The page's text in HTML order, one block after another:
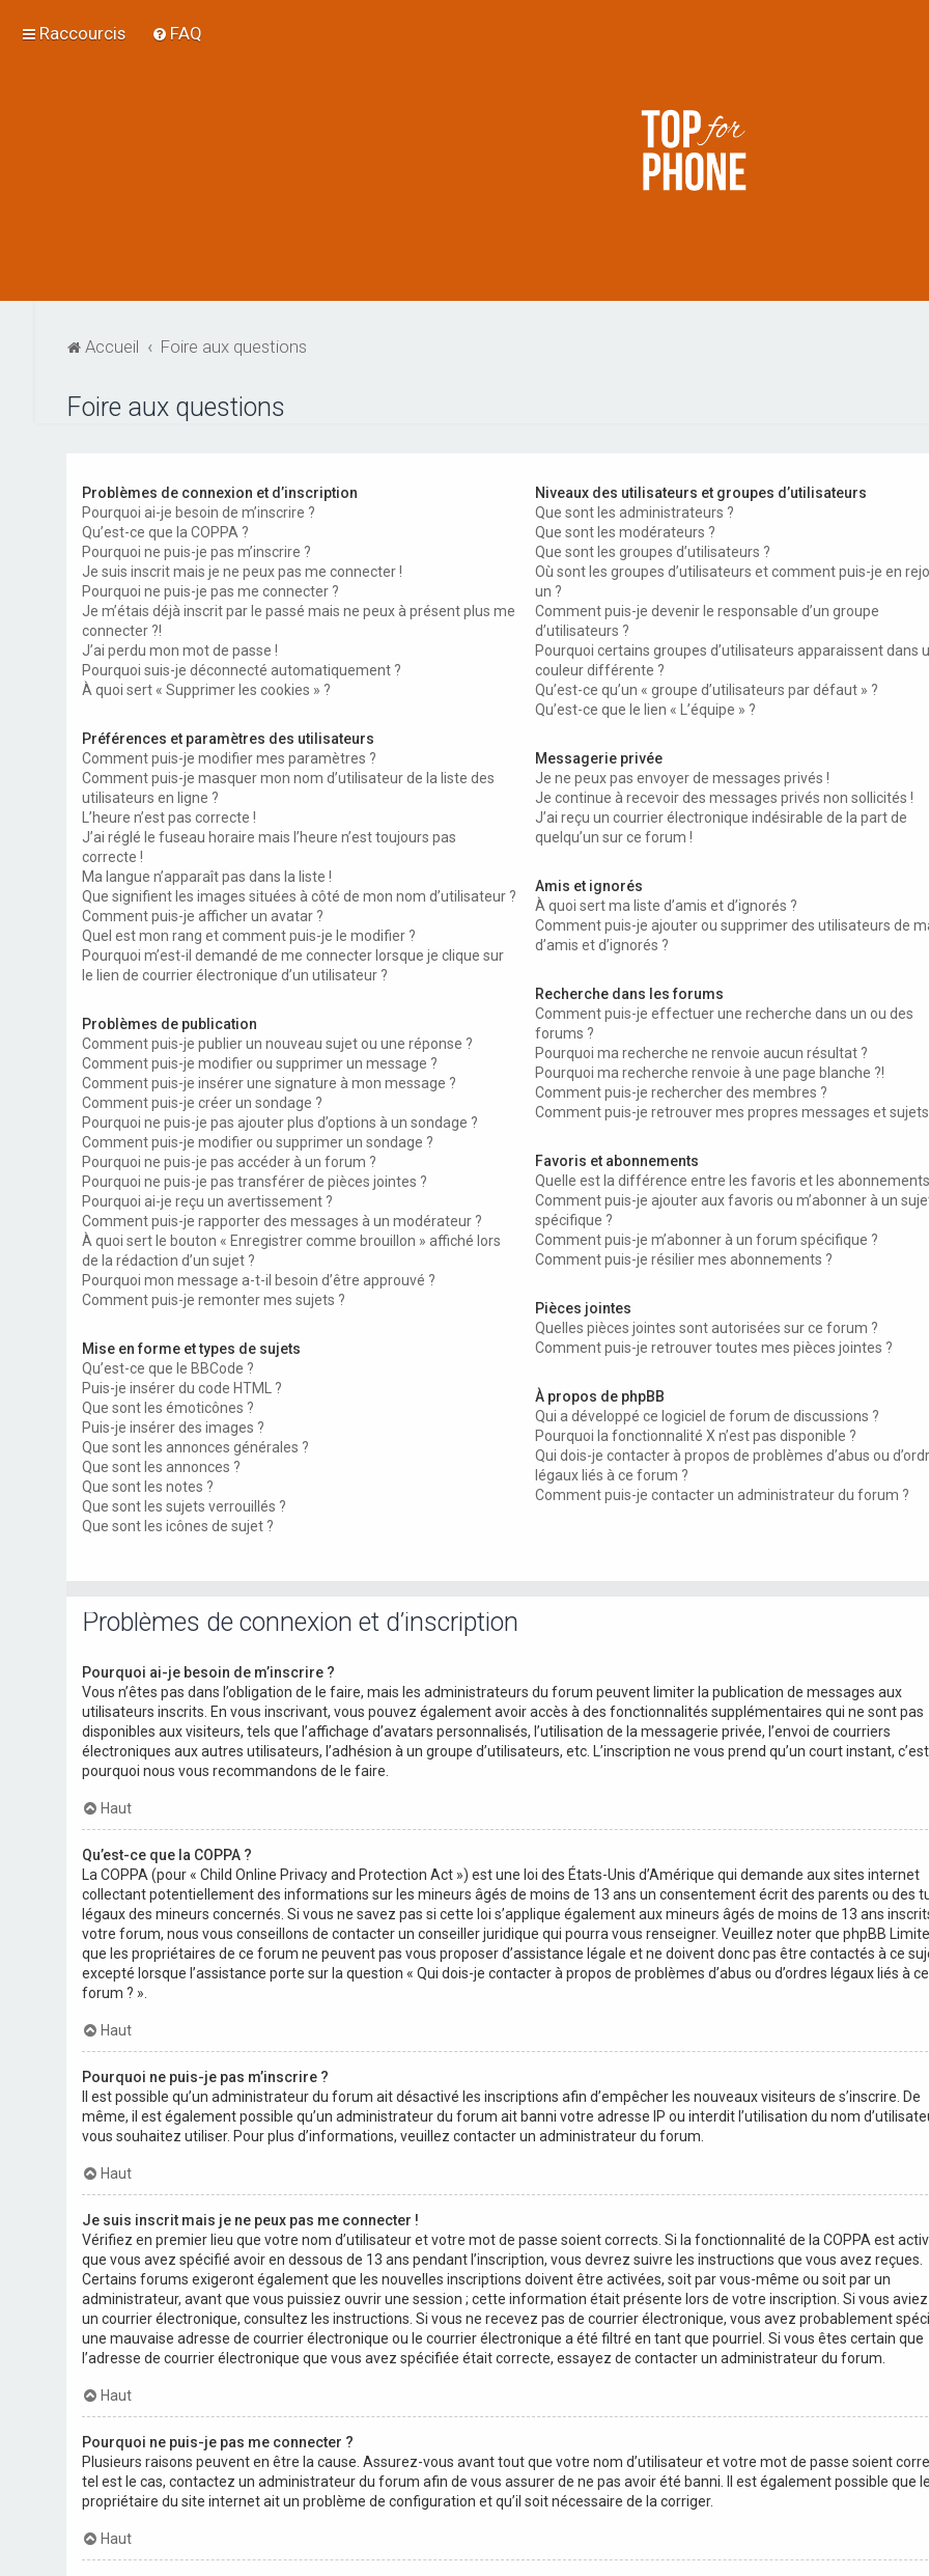
Raccourcis FAQ
Accueil Foire aux questions
Foire aux questions
Problèmes de connexion et d’inscription
Pourquoi ai-je besoin de m’inscrire ?
Qu’est-ce que la COPPA ?
Pourquoi ne puis-je pas m’inscrire ?
Je suis inscrit mais je ne peux pas me connecter !
Pourquoi ne puis-je pas me connecter ?
Je m’étais déjà inscrit par le passé mais ne peux à présent plus me
connecter ?!
J’ai perdu mon mot de passe !
Pourquoi suis-je déconnecté automatiquement ?
À quoi sert « Supprimer les cookies » ?
Préférences et paramètres des utilisateurs
Comment puis-je modifier mes paramètres ?
Comment puis-je masquer mon nom d’utilisateur de la liste des
utilisateurs en ligne ?
L’heure n’est pas correcte !
J’ai réglé le fuseau horaire mais l’heure n’est toujours pas
correcte !
Ma langue n’apparaît pas dans la liste !
Que signifient les images situées à côté de mon nom d’utilisateur ?
Comment puis-je afficher un avatar ?
Quel est mon rang et comment puis-je le modifier ?
Pourquoi m’est-il demandé de me connecter lorsque je clique sur
le lien de courrier électronique d’un utilisateur ?
Problèmes de publication
Comment puis-je publier un nouveau sujet ou une réponse ?
Comment puis-je modifier ou supprimer un message ?
Comment puis-je insérer une signature à mon message ?
Comment puis-je créer un sondage ?
Pourquoi ne puis-je pas ajouter plus d’options à un sondage ?
Comment puis-je modifier ou supprimer un sondage ?
Pourquoi ne puis-je pas accéder à un forum ?
Pourquoi ne puis-je pas transférer de pièces jointes ?
Pourquoi ai-je reçu un avertissement ?
Comment puis-je rapporter des messages à un modérateur ?
À quoi sert le bouton « Enregistrer comme brouillon » affiché lors
de la rédaction d’un sujet ?
Pourquoi mon message a-t-il besoin d’être approuvé ?
Comment puis-je remonter mes sujets ?
Mise en forme et types de sujets
Qu’est-ce que le BBCode ?
Puis-je insérer du code HTML ?
Que sont les émoticônes ?
Puis-je insérer des images ?
Que sont les annonces générales ?
Que sont les annonces ?
Que sont les notes ?
Que sont les sujets verrouillés ?
Que sont les icônes de sujet ?
Niveaux des utilisateurs et groupes d’utilisateurs
Que sont les administrateurs ?
Que sont les modérateurs ?
Que sont les groupes d’utilisateurs ?
Où sont les groupes d’utilisateurs et comment puis-je en
un ?
Comment puis-je devenir le responsable d’un groupe
d’utilisateurs ?
Pourquoi certains groupes d’utilisateurs apparaissent dans
couleur différente ?
Qu’est-ce qu’un « groupe d’utilisateurs par défaut » ?
Qu’est-ce que le lien « L’équipe » ?
Messagerie privée
Je ne peux pas envoyer de messages privés !
Je continue à recevoir des messages privés non sollicités !
J’ai reçu un courrier électronique indésirable de la part de
quelqu’un sur ce forum !
Amis et ignorés
À quoi sert ma liste d’amis et d’ignorés ?
Comment puis-je ajouter ou supprimer des utilisateurs de
d’amis et d’ignorés ?
Recherche dans les forums
Comment puis-je effectuer une recherche dans un ou des
forums ?
Pourquoi ma recherche ne renvoie aucun résultat ?
Pourquoi ma recherche renvoie à une page blanche ?!
Comment puis-je rechercher des membres ?
Comment puis-je retrouver mes propres messages et
Favoris et abonnements
Quelle est la différence entre les favoris et les
Comment puis-je ajouter aux favoris ou m’abonner à un
spécifique ?
Comment puis-je m’abonner à un forum spécifique ?
Comment puis-je résilier mes abonnements ?
Pièces jointes
Quelles pièces jointes sont autorisées sur ce forum ?
Comment puis-je retrouver toutes mes pièces jointes ?
À propos de phpBB
Qui a développé ce logiciel de forum de discussions ?
Pourquoi la fonctionnalité X n’est pas disponible ?
Qui dois-je contacter à propos de problèmes d’abus ou
légaux liés à ce forum ?
Comment puis-je contacter un administrateur du forum ?
Problèmes de connexion et d’inscription
Pourquoi ai-je besoin de m’inscrire ?
Vous n’êtes pas dans l’obligation de le faire, mais les administrateurs du forum peuvent limiter la publication de messages aux
utilisateurs inscrits. En vous inscrivant, vous pouvez également avoir accès à des fonctionnalités supplémentaires qui ne sont pas
disponibles aux visiteurs, tels que l’affichage d’avatars personnalisés, l’utilisation de la messagerie privée, l’envoi de courriers
électroniques aux autres utilisateurs, l’adhésion à un groupe d’utilisateurs, etc. L’inscription ne vous prend qu’un court instant, c’est
pourquoi nous vous recommandons de le faire.
Haut
Qu’est-ce que la COPPA ?
La COPPA (pour « Child Online Privacy and Protection Act ») est une loi des États-Unis d’Amérique qui demande aux sites internet
collectant potentiellement des informations sur les mineurs âgés de moins de 13 ans un consentement écrit des parents ou des
légaux des mineurs concernés. Si vous ne savez pas si cette loi s’applique également aux mineurs âgés de moins de 13 ans
votre forum, nous vous conseillons de contacter un conseiller juridique qui pourra vous renseigner. Veuillez noter que phpBB
que les propriétaires de ce forum ne peuvent pas vous proposer d’assistance légale et ne doivent donc pas être contactés à ce
excepté lorsque l’assistance porte sur la question « Qui dois-je contacter à propos de problèmes d’abus ou d’ordres légaux liés à ce
forum ? ».
Haut
Pourquoi ne puis-je pas m’inscrire ?
Il est possible qu’un administrateur du forum ait désactivé les inscriptions afin d’empêcher les nouveaux visiteurs de s’inscrire. De
même, il est également possible qu’un administrateur du forum ait banni votre adresse IP ou interdit l’utilisation du nom
vous souhaitez utiliser. Pour plus d’informations, veuillez contacter un administrateur du forum.
Haut
Je suis inscrit mais je ne peux pas me connecter !
Vérifiez en premier lieu que votre nom d’utilisateur et votre mot de passe soient corrects. Si la fonctionnalité de la COPPA est
que vous avez spécifié avoir en dessous de 13 ans pendant l’inscription, vous devrez suivre les instructions que vous avez reçues.
Certains forums exigeront également que les nouvelles inscriptions doivent être activées, soit par vous-même ou soit par un
administrateur, avant que vous puissiez ouvrir une session ; cette information était présente lors de votre inscription. Si vous
un courrier électronique, consultez les instructions. Si vous ne recevez pas de courrier électronique, vous avez probablement
une mauvaise adresse de courrier électronique ou le courrier électronique a été filtré en tant que pourriel. Si vous êtes certain que
l’adresse de courrier électronique que vous avez spécifiée était correcte, essayez de contacter un administrateur du forum.
Haut
Pourquoi ne puis-je pas me connecter ?
Plusieurs raisons peuvent en être la cause. Assurez-vous avant tout que votre nom d’utilisateur et votre mot de passe soient
tel est le cas, contactez un administrateur du forum afin de vous assurer de ne pas avoir été banni. Il est également possible que
propriétaire du site internet ait un problème de configuration et qu’il soit nécessaire de la corriger.
Haut